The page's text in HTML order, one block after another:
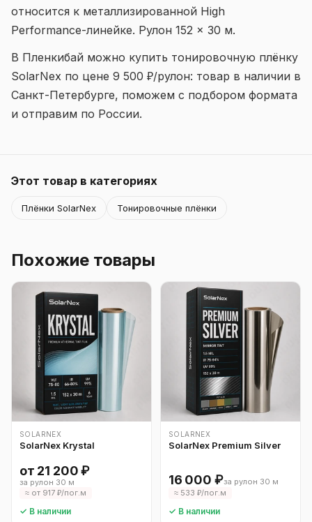
относится к металлизированной High
Performance-линейке. Рулон 152 × 30 м.
В Пленкибай можно купить тонировочную плёнку
SolarNex по цене 9 500 ₽/рулон: товар в наличии в
Санкт-Петербурге, поможем с подбором формата
и отправим по России.
Этот товар в категориях
Плёнки SolarNex Тонировочные плёнки
Похожие товары
SOLARNEX
SolarNex Krystal
от 21 200 ₽
за рулон 30 м
≈ от 917 ₽/пог.м
✓ В наличии
SOLARNEX
SolarNex Premium Silver
16 000 ₽за рулон 30 м
≈ 533 ₽/пог.м
✓ В наличии